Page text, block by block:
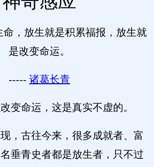
命，放生就是积累福报，放生就
是改变命运。
----- 诸葛长青
变命运，这是真实不虚的。
，古往今来，很多成就者、富
垂青史者都是放生者，只不过